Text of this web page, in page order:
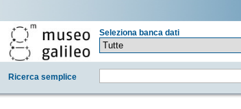
Seleziona banca dati
Ricerca semplice